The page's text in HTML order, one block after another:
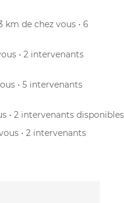
km de chez vous • 6
• 2 intervenants
• 5 intervenants
• 2 intervenants disponibles
• 2 intervenants